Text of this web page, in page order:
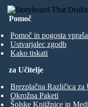
Pomoč
Pomoč in pogosta
Ustvarjalec zgodb
Kako tiskati
za Učitelje
Brezplačna Različica za
Okrožna Paketi
Šolske Knjižnice in